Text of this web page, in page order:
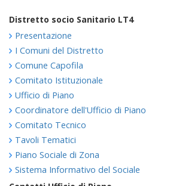
Distretto socio Sanitario LT4
Presentazione
I Comuni del Distretto
Comune Capofila
Comitato Istituzionale
Ufficio di Piano
Coordinatore dell'Ufficio di Piano
Comitato Tecnico
Tavoli Tematici
Piano Sociale di Zona
Sistema Informativo del Sociale